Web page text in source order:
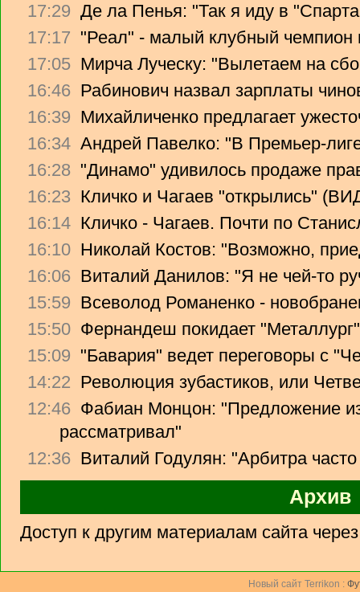
17:29 Де ла Пенья: "Так я иду в
17:17 "Реал" - малый клубный чемпион
17:05 Мирча Луческу: "Вылетаем на
16:46 Рабинович назвал зарплаты
16:39 Михайличенко предлагает
16:34 Андрей Павелко: "В Премьер-
16:28 "Динамо" удивилось продаже
16:23 Кличко и Чагаев "открылись"
16:14 Кличко - Чагаев. Почти по
16:10 Николай Костов: "Возможно,
16:06 Виталий Данилов: "Я не чей-то
15:59 Всеволод Романенко -
15:50 Фернандеш покидает "Металлург"
15:09 "Бавария" ведет переговоры с
14:22 Революция зубастиков, или
12:46 Фабиан Монцон: "Предложение
рассматривал"
12:36 Виталий Годулян: "Арбитра
Архив
Доступ к другим материалам сайта
Новый сайт Terrikon :